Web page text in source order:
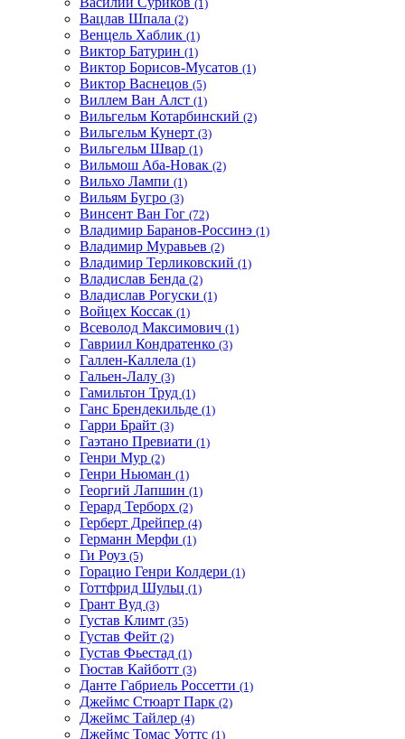
(1)
Вацлав Шпала (2)
Венцель Хаблик (1)
Виктор Батурин (1)
Виктор Борисов-Мусатов (1)
Виктор Васнецов (5)
Виллем Ван Алст (1)
Вильгельм Котарбинский (2)
Вильгельм Кунерт (3)
Вильгельм Швар (1)
Вильмош Аба-Новак (2)
Вильхо Лампи (1)
Вильям Бугро (3)
Винсент Ван Гог (72)
Владимир Баранов-Россинэ (1)
Владимир Муравьев (2)
Владимир Терликовский (1)
Владислав Бенда (2)
Владислав Рогуски (1)
Войцех Коссак (1)
Всеволод Максимович (1)
Гавриил Кондратенко (3)
Галлен-Каллела (1)
Гальен-Лалу (3)
Гамильтон Труд (1)
Ганс Брендекильде (1)
Гарри Брайт (3)
Гаэтано Превиати (1)
Генри Мур (2)
Генри Ньюман (1)
Георгий Лапшин (1)
Герард Терборх (2)
Герберт Дрейпер (4)
Германн Мерфи (1)
Ги Роуз (5)
Горацио Генри Колдери (1)
Готтфрид Шульц (1)
Грант Вуд (3)
Густав Климт (35)
Густав Фейт (2)
Густав Фьестад (1)
Гюстав Кайботт (3)
Данте Габриель Россетти (1)
Джеймс Стюарт Парк (2)
Джеймс Тайлер (4)
Джеймс Томас Уоттс (1)